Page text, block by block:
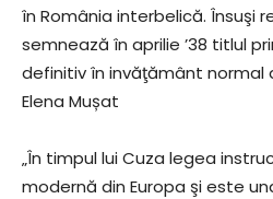
în România interbelică. Însuşi
semnează în aprilie ’38 titlul
definitiv în invăţământ normal
Elena Mușat
„În timpul lui Cuza legea
modernă din Europa şi este